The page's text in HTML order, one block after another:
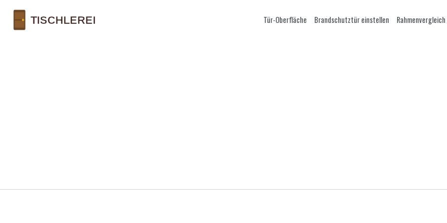
Tür-Oberfläche Brandschutztür einstellen Rahmenvergleich